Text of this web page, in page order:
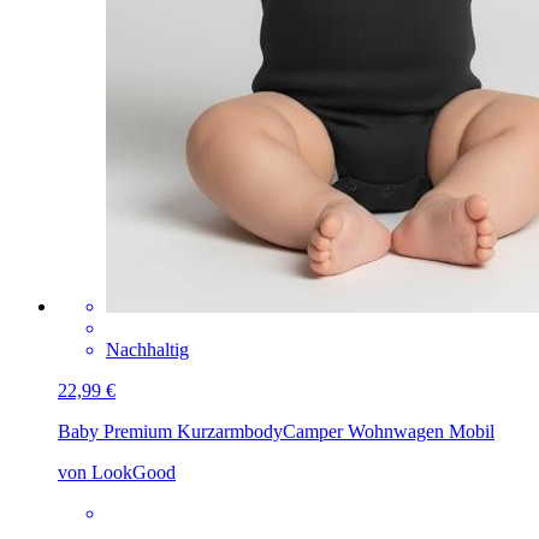
Nachhaltig
22,99 €
Baby Premium KurzarmbodyCamper Wohnwagen Mobil
von LookGood